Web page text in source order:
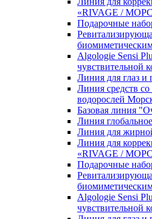
«RIVAGE /
Подарочные
Algologie Sensi
Линия для глаз и
Линия средств
водорослей
Базовая линия
Линия
Линия для
Линия для
«RIVAGE /
Подарочные
Algologie Sensi